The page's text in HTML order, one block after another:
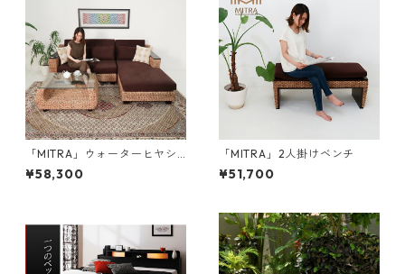
「MITRA」ウォーターヒヤシ
ンス ガラスローテーブル
¥58,300
「MITRA」2人掛けベンチ
¥51,700